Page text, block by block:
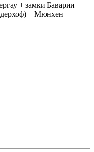
+ замки Баварии
– Мюнхен